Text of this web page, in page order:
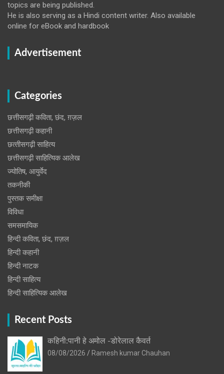
topics are being published.
He is also serving as a Hindi content writer. Also available
online for eBook and hardbook
Advertisement
Categories
छत्तीसगढ़ी कविता, छंद, ग़ज़ल
छत्तीसगढ़ी कहानी
छत्‍तीसगढ़ी साहित्‍य
छत्तीसगढ़ी साहित्यिक आलेख
ज्योतिष, आयुर्वेद
तकनीकी
पुस्‍तक समीक्षा
विविधा
समसमायिक
हिन्दी कविता, छंद, ग़ज़ल
हिन्दी कहानी
हिन्‍दी नाटक
हिन्दी साहित्य
हिन्दी साहित्यिक आलेख
Recent Posts
कहिनी:पानी हे अमोल -डोरेलाल कैवर्त
08/08/2026
Ramesh kumar Chauhan